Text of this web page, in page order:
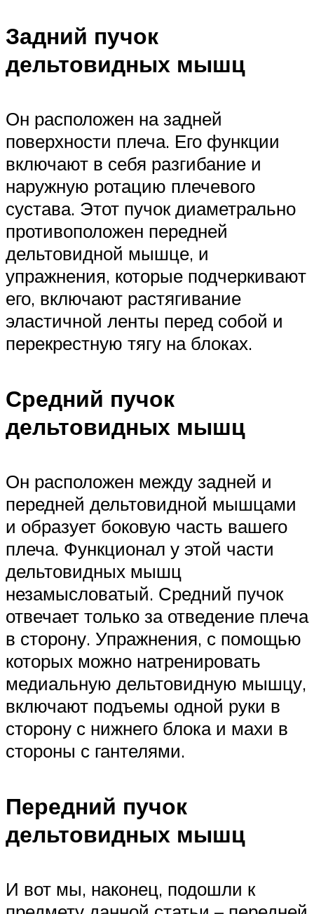
Задний пучок
дельтовидных мышц
Он расположен на задней
поверхности плеча. Его функции
включают в себя разгибание и
наружную ротацию плечевого
сустава. Этот пучок диаметрально
противоположен передней
дельтовидной мышце, и
упражнения, которые подчеркивают
его, включают растягивание
эластичной ленты перед собой и
перекрестную тягу на блоках.
Средний пучок
дельтовидных мышц
Он расположен между задней и
передней дельтовидной мышцами
и образует боковую часть вашего
плеча. Функционал у этой части
дельтовидных мышц
незамысловатый. Средний пучок
отвечает только за отведение плеча
в сторону. Упражнения, с помощью
которых можно натренировать
медиальную дельтовидную мышцу,
включают подъемы одной руки в
сторону с нижнего блока и махи в
стороны с гантелями.
Передний пучок
дельтовидных мышц
И вот мы, наконец, подошли к